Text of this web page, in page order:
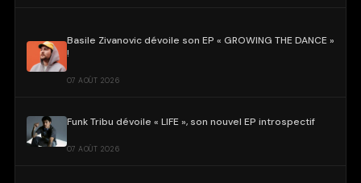
Basile Zivanovic dévoile son EP « GROWING THE DANCE »
!
07 AOÛT 2026
Funk Tribu dévoile « LIFE », son nouvel EP introspectif
07 AOÛT 2026